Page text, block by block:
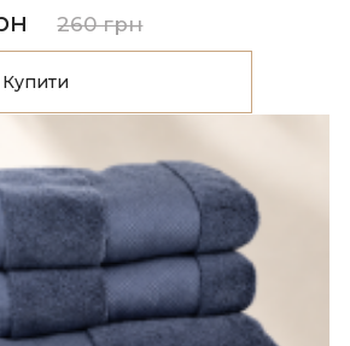
260 грн
Купити